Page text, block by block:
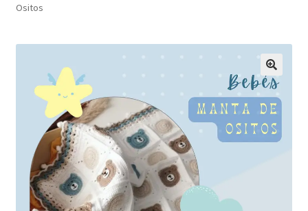
Carrito
Checkout
Conoceme
Preguntas Frecuentes
Ositos